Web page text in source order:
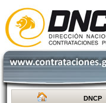
DNCP